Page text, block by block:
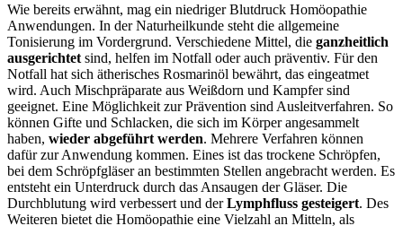
Wie bereits erwähnt, mag ein niedriger Blutdruck Homöopathie
Anwendungen. In der Naturheilkunde steht die allgemeine
Tonisierung im Vordergrund. Verschiedene Mittel, die ganzheitlich
ausgerichtet sind, helfen im Notfall oder auch präventiv. Für den
Notfall hat sich ätherisches Rosmarinöl bewährt, das eingeatmet
wird. Auch Mischpräparate aus Weißdorn und Kampfer sind
geeignet. Eine Möglichkeit zur Prävention sind Ausleitverfahren. So
können Gifte und Schlacken, die sich im Körper angesammelt
haben, wieder abgeführt werden. Mehrere Verfahren können
dafür zur Anwendung kommen. Eines ist das trockene Schröpfen,
bei dem Schröpfgläser an bestimmten Stellen angebracht werden. Es
entsteht ein Unterdruck durch das Ansaugen der Gläser. Die
Durchblutung wird verbessert und derLymphfluss gesteigert. Des
Weiteren bietet die Homöopathie eine Vielzahl an Mitteln, als